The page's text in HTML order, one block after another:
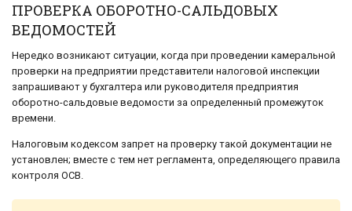
ПРОВЕРКА ОБОРОТНО-САЛЬДОВЫХ
ВЕДОМОСТЕЙ
Нередко возникают ситуации, когда при проведении камеральной
проверки на предприятии представители налоговой инспекции
запрашивают у бухгалтера или руководителя предприятия
оборотно-сальдовые ведомости за определенный промежуток
времени.
Налоговым кодексом запрет на проверку такой документации не
установлен; вместе с тем нет регламента, определяющего правила
контроля ОСВ.